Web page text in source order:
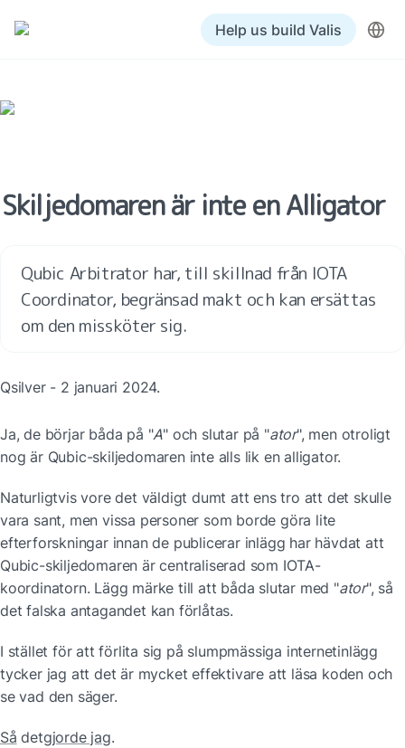
Help us build Valis
Skiljedomaren är inte en Alligator
Qubic Arbitrator har, till skillnad från IOTA
Coordinator, begränsad makt och kan ersättas
om den missköter sig.
Qsilver - 2 januari 2024.
Ja, de börjar båda på "A" och slutar på "ator", men otroligt
nog är Qubic-skiljedomaren inte alls lik en alligator.
Naturligtvis vore det väldigt dumt att ens tro att det skulle
vara sant, men vissa personer som borde göra lite
efterforskningar innan de publicerar inlägg har hävdat att
Qubic-skiljedomaren är centraliserad som IOTA-
koordinatorn. Lägg märke till att båda slutar med "ator", så
det falska antagandet kan förlåtas.
I stället för att förlita sig på slumpmässiga internetinlägg
tycker jag att det är mycket effektivare att läsa koden och
se vad den säger.
Så detgjorde jag.